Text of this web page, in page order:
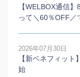
【WELBOX通信
って＼60％OFF／
2026年07月30日
【新ベネフィッ
始